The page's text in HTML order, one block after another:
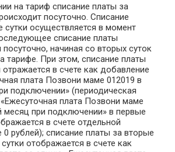
на тариф списание платы за
посуточно. Списание
сутки осуществляется в момент
списание платы
начиная со вторых суток
тарифе. При этом, списание платы
отражается в счете как добавление
плата Позвони маме 012019 в
подключении» (периодическая
плата Позвони маме
месяц при подключении» в первые
в счете отдельной
0 рублей); списание платы за вторые
отображается в счете как